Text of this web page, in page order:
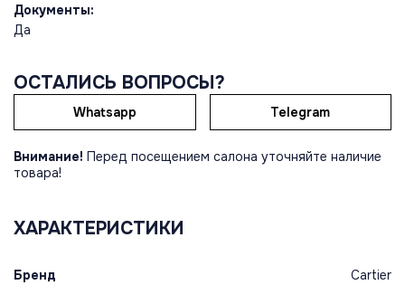
Документы:
Да
ОСТАЛИСЬ ВОПРОСЫ?
Whatsapp Telegram
Внимание! Перед посещением салона уточняйте наличие
товара!
ХАРАКТЕРИСТИКИ
Бренд Cartier